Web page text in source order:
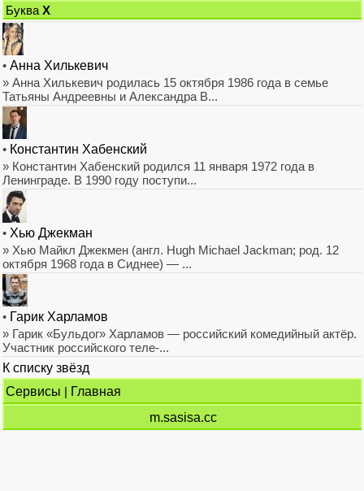
Буква Х
• Анна Хилькевич
» Анна Хилькевич родилась 15 октября 1986 года в семье
Татьяны Андреевны и Александра В...
• Константин Хабенский
» Константин Хабенский родился 11 января 1972 года в
Ленинграде. В 1990 году поступи...
• Хью Джекман
» Хью Майкл Джекмен (англ. Hugh Michael Jackman; род. 12
октября 1968 года в Сиднее) — ...
• Гарик Харламов
» Гарик «Бульдог» Харламов — российский комедийный актёр.
Участник российского теле-...
К списку звёзд
Сервисы | Главная
m.sasisa.cc